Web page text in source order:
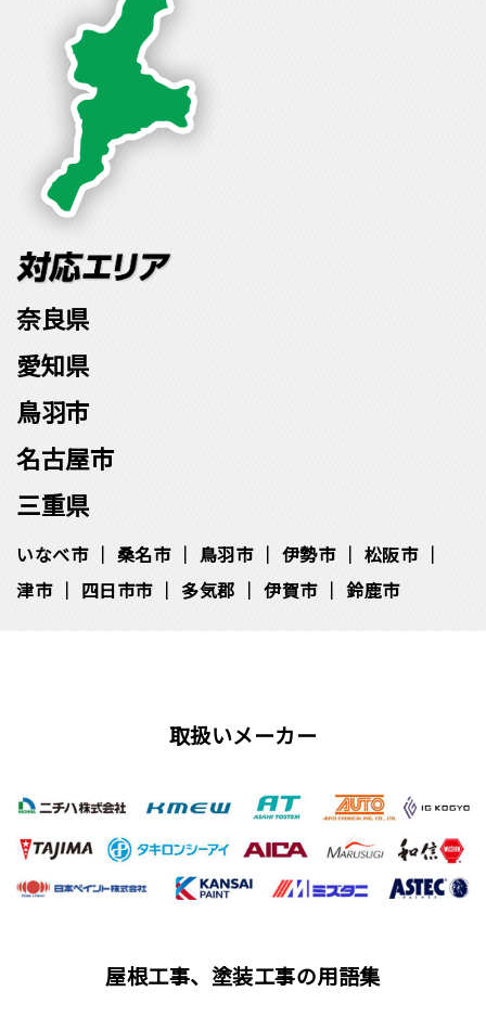
奈良県
愛知県
鳥羽市
名古屋市
三重県
いなべ市 桑名市 鳥羽市 伊勢市
松阪市
津市
四日市市 多気郡 伊賀市 鈴鹿市
取扱いメーカー
屋根工事、塗装工事の用語集